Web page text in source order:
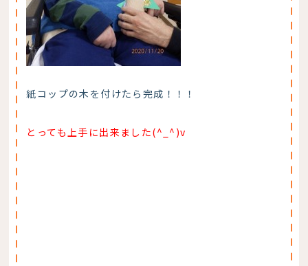
紙コップの木を付けたら完成！！！
とっても上手に出来ました(^_^)v